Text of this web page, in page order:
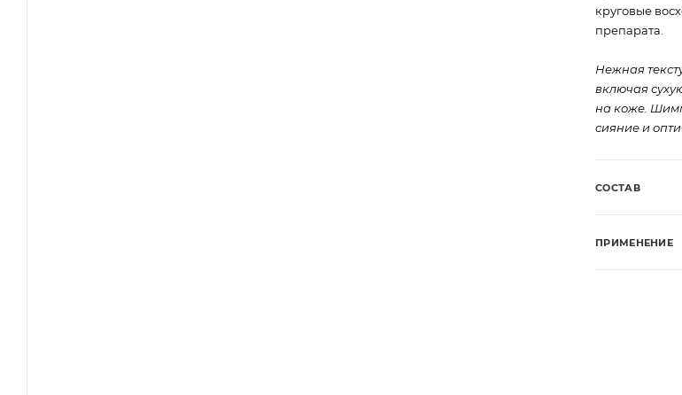
круговые
препарата.
Нежная
включая
на коже.
сияние и
СОСТАВ
ПРИМЕНЕНИЕ